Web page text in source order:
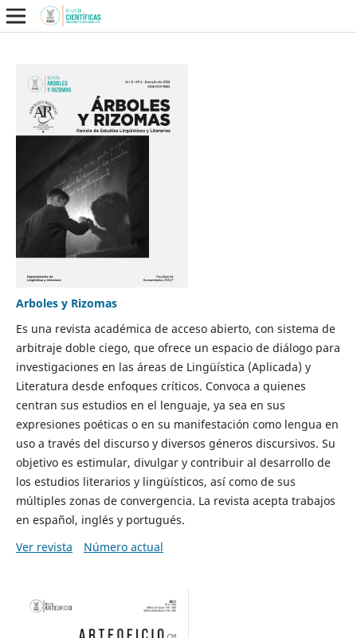
Arboles y Rizomas
Es una revista académica de acceso abierto, con sistema de
arbitraje doble ciego, que ofrece un espacio de diálogo para
investigaciones en las áreas de Lingüística (Aplicada) y
Literatura desde enfoques críticos. Convoca a quienes
centran sus estudios en el lenguaje, ya sea en sus
expresiones poéticas o en su manifestación como lengua en
uso a través del discurso y diversos géneros discursivos. Su
objetivo es estimular, divulgar y contribuir al desarrollo de
los estudios literarios y lingüísticos, así como de sus
múltiples zonas de convergencia. La revista acepta trabajos
en español, inglés y portugués.
Ver revista
Número actual